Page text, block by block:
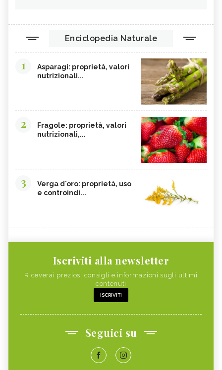
Enciclopedia Naturale
1
Asparagi: proprietà, valori
nutrizionali...
2
Fragole: proprietà, valori
nutrizionali,...
3
Verga d'oro: proprietà, uso
e controindi...
Iscriviti alla newsletter
Riceverai preziosi consigli e informazioni sugli ultimi
contenuti
ISCRIVITI
Seguici su